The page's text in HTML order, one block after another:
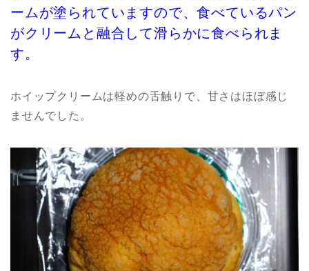
ームが塗られていますので、食べているパン
がクリームと融合して滑らかに食べられま
す。
ホイップクリームは軽めの舌触りで、甘さはほぼ感じ
ませんでした。